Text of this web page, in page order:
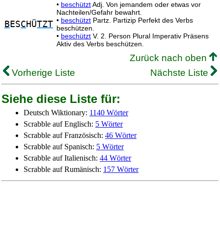
B ESC HÜTZT
• beschütztAdj. Von jemandem oder etwas vor
Nachteilen/Gefahr bewahrt.
• beschützt Partz. Partizip Perfekt des Verbs
beschützen.
• beschützt V. 2. Person Plural Imperativ Präsens
Aktiv des Verbs beschützen.
Zurück nach oben
Vorherige Liste
Nächste Liste
Siehe diese Liste für:
Deutsch Wiktionary: 1140 Wörter
Scrabble auf Englisch: 5 Wörter
Scrabble auf Französisch: 46 Wörter
Scrabble auf Spanisch: 5 Wörter
Scrabble auf Italienisch: 44 Wörter
Scrabble auf Rumänisch: 157 Wörter